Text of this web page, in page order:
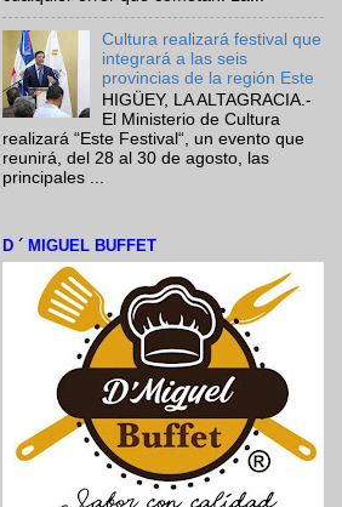
Cultura realizará festival que
integrará a las seis
provincias de la región Este
HIGÜEY, LA ALTAGRACIA.-
El Ministerio de Cultura
realizará “Este Festival“, un evento que
reunirá, del 28 al 30 de agosto, las
principales ...
D ´ MIGUEL BUFFET